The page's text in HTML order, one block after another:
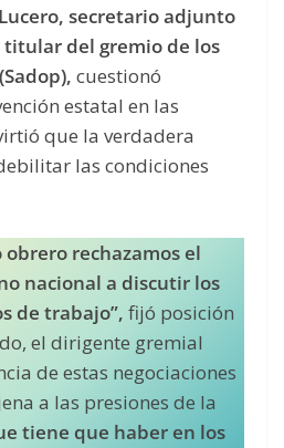
secretario adjunto
titular del gremio de los
cuestionó
estatal en las
que la verdadera
las condiciones
rechazamos el
nacional a discutir los
de trabajo”, fijó posición
el dirigente gremial
de estas negociaciones
a las presiones de la
tiene que haber en los